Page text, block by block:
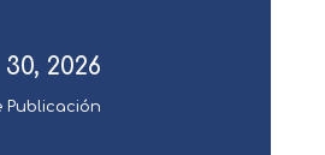
2026
Publicación